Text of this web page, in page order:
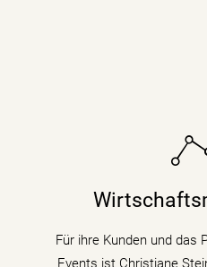
Für ihre Kunden und das
Events ist Christiane
Sie bringt fundiertes
politische